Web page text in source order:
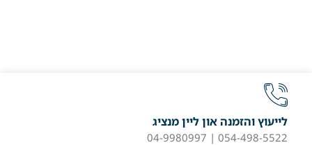
לייעוץ והזמנה און ליין מנציג
054-498-5522 | 04-9980997